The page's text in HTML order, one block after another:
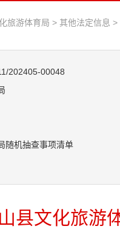
旅游体育局 > 其他法定信息 >
202405-00048
随机抽查事项清单
县文化旅游